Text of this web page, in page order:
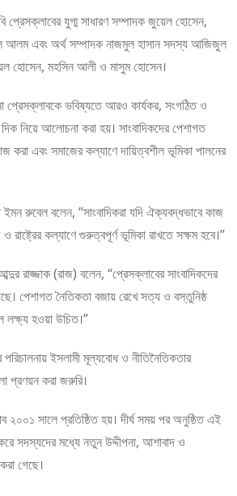
প্রেসক্লাবের যুগ্ম সাধারণ সম্পাদক জুয়েল হোসেন,
আলম এবং অর্থ সম্পাদক নাজমুল হাসান সদস্য আজিজুল
হোসেন, মহসিন আলী ও মাসুম হোসেন।
প্রেসক্লাবকে ভবিষ্যতে আরও কার্যকর, সংগঠিত ও
নিয়ে আলোচনা করা হয়। সাংবাদিকদের পেশাগত
করা এবং সমাজের কল্যাণে দায়িত্বশীল ভূমিকা পালনের
ইমন রুবেল বলেন, “সাংবাদিকরা যদি ঐক্যবদ্ধভাবে কাজ
কল্যাণে গুরুত্বপূর্ণ ভূমিকা রাখতে সক্ষম হবে।”
রাজ্জাক (রাজ) বলেন, “প্রেসক্লাবের সাংবাদিকদের
পেশাগত নৈতিকতা বজায় রেখে সত্য ও বস্তুনিষ্ঠ
লক্ষ্য হওয়া উচিত।”
ইসলামী মূল্যবোধ ও নীতিনৈতিকতার
প্রণয়ন করা জরুরি।
২০০১ সালে প্রতিষ্ঠিত হয়। দীর্ঘ সময় পর অনুষ্ঠিত এই
সদস্যদের মধ্যে নতুন উদ্দীপনা, আশাবাদ ও
গেছে।